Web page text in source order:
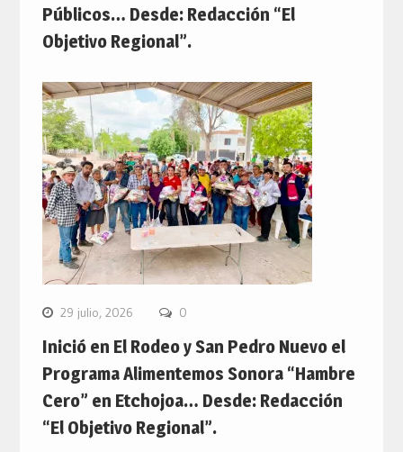
Públicos… Desde: Redacción “El
Objetivo Regional”.
29 julio, 2026 0
Inició en El Rodeo y San Pedro Nuevo el
Programa Alimentemos Sonora “Hambre
Cero” en Etchojoa… Desde: Redacción
“El Objetivo Regional”.